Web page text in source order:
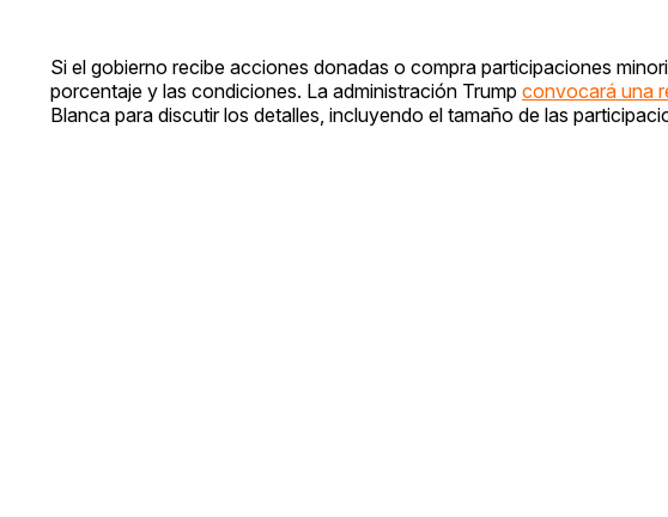
Si el gobierno recibe acciones donadas o compra participaciones
porcentaje y las condiciones. La administración Trump convocará una
Blanca para discutir los detalles, incluyendo el tamaño de las